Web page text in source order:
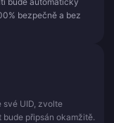
bezpečně a bez
své UID, zvolte
připsán okamžitě.